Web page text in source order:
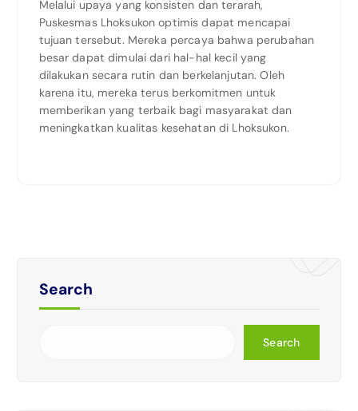
Melalui upaya yang konsisten dan terarah,
Puskesmas Lhoksukon optimis dapat mencapai
tujuan tersebut. Mereka percaya bahwa perubahan
besar dapat dimulai dari hal-hal kecil yang
dilakukan secara rutin dan berkelanjutan. Oleh
karena itu, mereka terus berkomitmen untuk
memberikan yang terbaik bagi masyarakat dan
meningkatkan kualitas kesehatan di Lhoksukon.
Search
Search